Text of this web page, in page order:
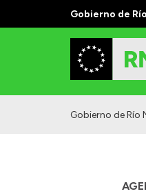
Gobierno de
Gobierno de Río